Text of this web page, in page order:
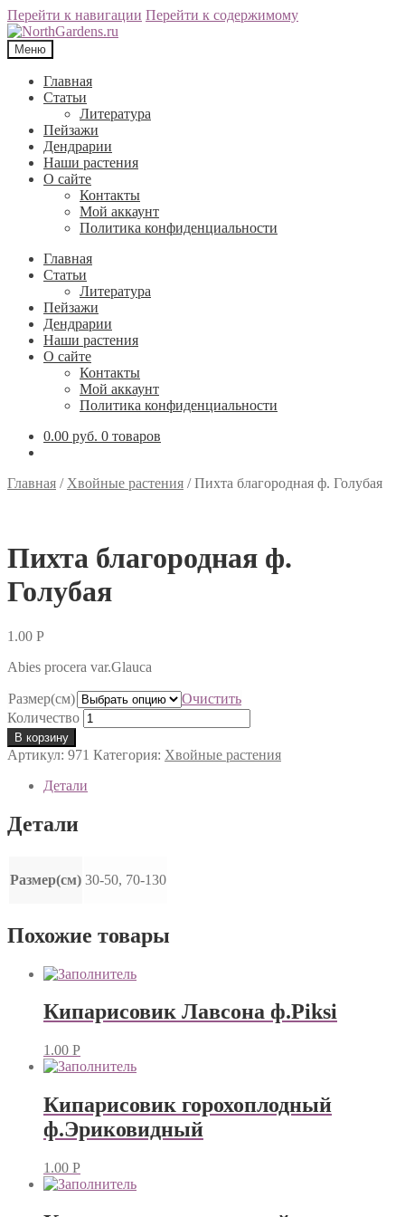
Перейти к навигации Перейти к содержимому
Меню
Главная
Статьи
Литература
Пейзажи
Дендрарии
Наши растения
О сайте
Контакты
Мой аккаунт
Политика конфиденциальности
Главная
Статьи
Литература
Пейзажи
Дендрарии
Наши растения
О сайте
Контакты
Мой аккаунт
Политика конфиденциальности
0.00 руб. 0 товаров
Главная / Хвойные растения /Пихта благородная ф. Голубая
Пихта благородная ф.
Голубая
1.00 Р
Abies procera var.Glauca
Размер(см)
Очистить
Количество
В корзину
Артикул: 971 Категория: Хвойные растения
Детали
Детали
Размер(см) 30-50, 70-130
Похожие товары
Кипарисовик Лавсона ф.Piksi
1.00 Р
Кипарисовик горохоплодный
ф.Эриковидный
1.00 Р